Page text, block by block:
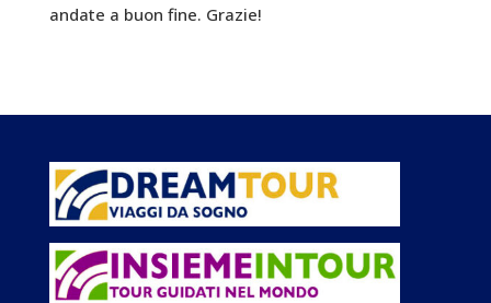
andate a buon fine. Grazie!